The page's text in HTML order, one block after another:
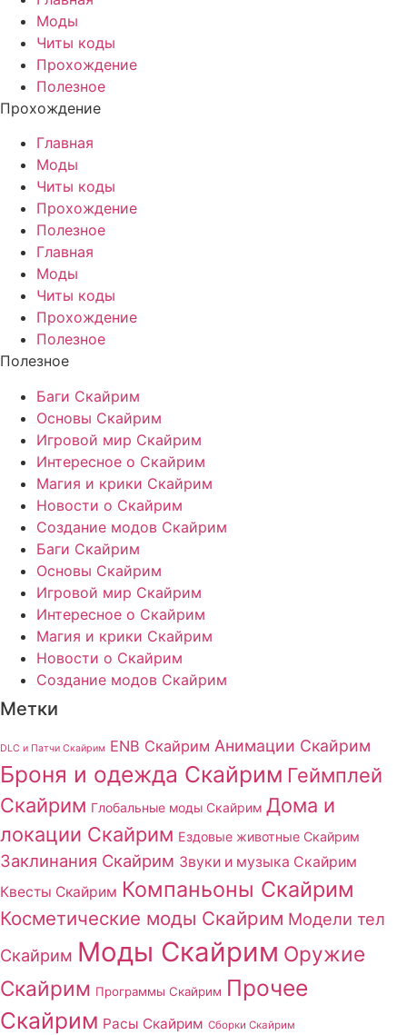
Моды
Читы коды
Прохождение
Полезное
Прохождение
Главная
Моды
Читы коды
Прохождение
Полезное
Главная
Моды
Читы коды
Прохождение
Полезное
Полезное
Баги Скайрим
Основы Скайрим
Игровой мир Скайрим
Интересное о Скайрим
Магия и крики Скайрим
Новости о Скайрим
Создание модов Скайрим
Баги Скайрим
Основы Скайрим
Игровой мир Скайрим
Интересное о Скайрим
Магия и крики Скайрим
Новости о Скайрим
Создание модов Скайрим
Метки
DLC и Патчи Скайрим ENB Скайрим Анимации Скайрим
Броня и одежда Скайрим Геймплей
Скайрим Глобальные моды Скайрим Дома и
локации Скайрим Ездовые животные Скайрим
Заклинания Скайрим Звуки и музыка Скайрим
Квесты Скайрим Компаньоны Скайрим
Косметические моды Скайрим Модели тел
Скайрим Моды Скайрим Оружие
Скайрим Программы Скайрим Прочее
Скайрим Расы Скайрим Сборки Скайрим